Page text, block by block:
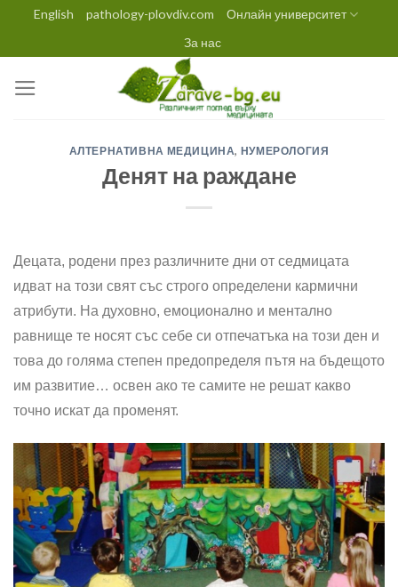
content
English pathology-plovdiv.com
Онлайн университет
За нас
АЛТЕРНАТИВНА МЕДИЦИНА, НУМЕРОЛОГИЯ
Денят на раждане
Децата, родени през различните дни от седмицата
идват на този свят със строго определени кармични
атрибути. На духовно, емоционално и ментално
равнище те носят със себе си отпечатъка на този ден и
това до голяма степен предопределя пътя на бъдещото
им развитие… освен ако те самите не решат какво
точно искат да променят.